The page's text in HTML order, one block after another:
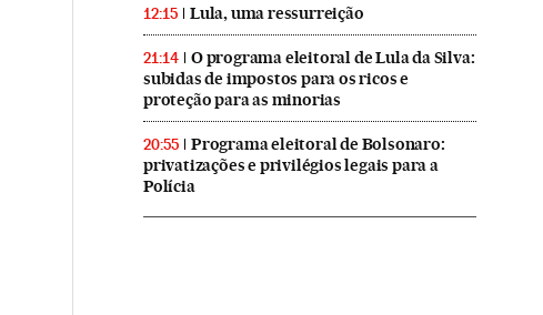
12:15 Lula, uma ressurreição
21:14
O programa eleitoral de Lula da Silva:
subidas de impostos para os ricos e
proteção para as minorias
20:55
Programa eleitoral de Bolsonaro:
privatizações e privilégios legais para a
Polícia